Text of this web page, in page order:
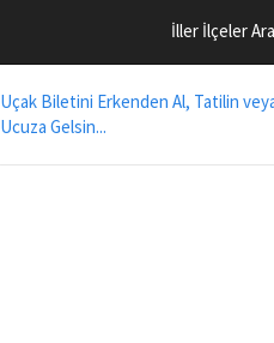
İller İlçeler
Uçak Biletini Erkenden Al, Tatilin
Ucuza Gelsin...